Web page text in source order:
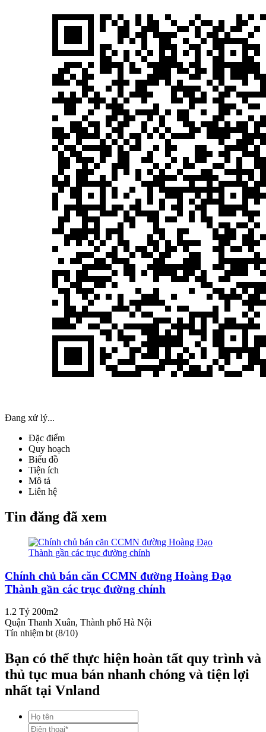
Đang xử lý...
Đặc điểm
Quy hoạch
Biểu đồ
Tiện ích
Mô tả
Liên hệ
Tin đăng đã xem
Chính chủ bán căn CCMN đường Hoàng Đạo
Thành gần các trục đường chính
1.2 Tỷ 200m2
Quận Thanh Xuân, Thành phố Hà Nội
Tín nhiệm bt (8/10)
Bạn có thể thực hiện hoàn tất quy trình và
thủ tục mua bán nhanh chóng và tiện lợi
nhất tại Vnland